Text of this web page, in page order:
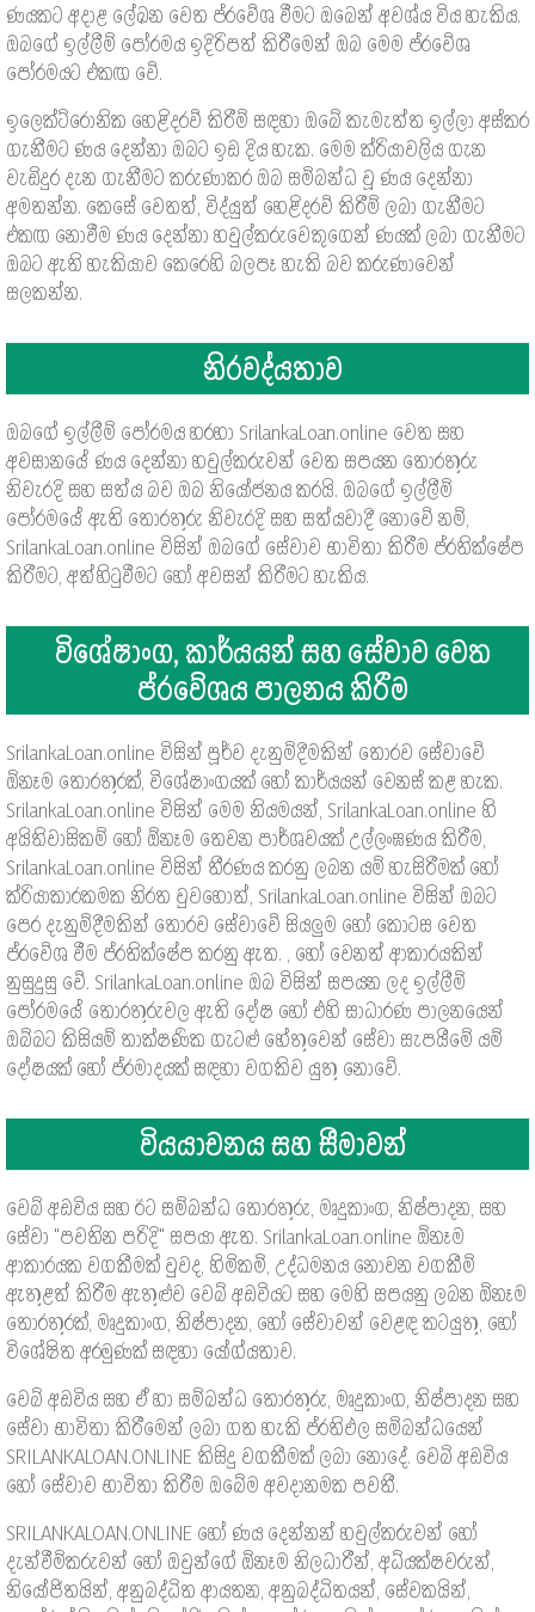
ණයකට අදාළ ලේඛන වෙත ප්රවේශ වීමට ඔබෙන් අවශ්ය විය හැකිය.
ඔබගේ ඉල්ලීම් පෝරමය ඉදිරිපත් කිරීමෙන් ඔබ මෙම ප්රවේශ
පෝරමයට එකඟ වේ.
ඉලෙක්ට්රොනික හෙළිදරව් කිරීම් සඳහා ඔබේ කැමැත්ත ඉල්ලා අස්කර
ගැනීමට ණය දෙන්නා ඔබට ඉඩ දිය හැක. මෙම ක්රියාවලිය ගැන
වැඩිදුර දැන ගැනීමට කරුණාකර ඔබ සම්බන්ධ වූ ණය දෙන්නා
අමතන්න. කෙසේ වෙතත්, විද්යුත් හෙළිදරව් කිරීම් ලබා ගැනීමට
එකඟ නොවීම ණය දෙන්නා හවුල්කරුවෙකුගෙන් ණයක් ලබා ගැනීමට
ඔබට ඇති හැකියාව කෙරෙහි බලපෑ හැකි බව කරුණාවෙන්
සලකන්න.
නිරවද්යතාව
ඔබගේ ඉල්ලීම් පෝරමය හරහා SrilankaLoan.online වෙත සහ
අවසානයේ ණය දෙන්නා හවුල්කරුවන් වෙත සපයන තොරතුරු
නිවැරදි සහ සත්ය බව ඔබ නියෝජනය කරයි. ඔබගේ ඉල්ලීම්
පෝරමයේ ඇති තොරතුරු නිවැරදි සහ සත්යවාදී නොවේ නම්,
SrilankaLoan.online විසින් ඔබගේ සේවාව භාවිතා කිරීම ප්රතික්ෂේප
කිරීමට, අත්හිටුවීමට හෝ අවසන් කිරීමට හැකිය.
විශේෂාංග, කාර්යයන් සහ සේවාව වෙත
ප්රවේශය පාලනය කිරීම
SrilankaLoan.online විසින් පූර්ව දැනුම්දීමකින් තොරව සේවාවේ
ඕනෑම තොරතුරක්, විශේෂාංගයක් හෝ කාර්යයන් වෙනස් කළ හැක.
SrilankaLoan.online විසින් මෙම නියමයන්, SrilankaLoan.online හි
අයිතිවාසිකම් හෝ ඕනෑම තෙවන පාර්ශවයක් උල්ලංඝණය කිරීම,
SrilankaLoan.online විසින් තීරණය කරනු ලබන යම් හැසිරීමක් හෝ
ක්රියාකාරකමක නිරත වුවහොත්, SrilankaLoan.online විසින් ඔබට
පෙර දැනුම්දීමකින් තොරව සේවාවේ සියලුම හෝ කොටස වෙත
ප්රවේශ වීම ප්රතික්ෂේප කරනු ඇත. , හෝ වෙනත් ආකාරයකින්
නුසුදුසු වේ. SrilankaLoan.online ඔබ විසින් සපයන ලද ඉල්ලීම්
පෝරමයේ තොරතුරුවල ඇති දෝෂ හෝ එහි සාධාරණ පාලනයෙන්
ඔබ්බට කිසියම් තාක්ෂණික ගැටළු හේතුවෙන් සේවා සැපයීමේ යම්
දෝෂයක් හෝ ප්රමාදයක් සඳහා වගකිව යුතු නොවේ.
වියයාචනය සහ සීමාවන්
වෙබ් අඩවිය සහ ඊට සම්බන්ධ තොරතුරු, මෘදුකාංග, නිෂ්පාදන, සහ
සේවා "පවතින පරිදි" සපයා ඇත. SrilankaLoan.online ඕනෑම
ආකාරයක වගකීමක් වුවද, හිමිකම්, උද්ධමනය නොවන වගකීම්
ඇතුළත් කිරීම ඇතුළුව වෙබ් අඩවියට සහ මෙහි සපයනු ලබන ඕනෑම
තොරතුරක්, මෘදුකාංග, නිෂ්පාදන, හෝ සේවාවන් වෙළඳ කටයුතු, හෝ
විශේෂිත අරමුණක් සඳහා යෝග්යතාව.
වෙබ් අඩවිය සහ ඒ හා සම්බන්ධ තොරතුරු, මෘදුකාංග, නිෂ්පාදන සහ
සේවා භාවිතා කිරීමෙන් ලබා ගත හැකි ප්රතිඵල සම්බන්ධයෙන්
SRILANKALOAN.ONLINE කිසිදු වගකීමක් ලබා නොදේ. වෙබ් අඩවිය
හෝ සේවාව භාවිතා කිරීම ඔබේම අවදානමක පවතී.
SRILANKALOAN.ONLINE හෝ ණය දෙන්නන් හවුල්කරුවන් හෝ
දැන්වීම්කරුවන් හෝ ඔවුන්ගේ ඕනෑම නිලධාරීන්, අධ්යක්ෂවරුන්,
නියෝජිතයින්, අනුබද්ධිත ආයතන, අනුබද්ධිතයන්, සේවකයින්,